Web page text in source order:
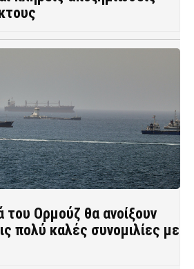
Ορμούζ θα ανοίξουν
πολύ καλές συνομιλίες με